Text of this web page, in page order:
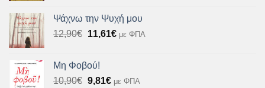
12,72€.είναι:
11,45€.
Ψάχνω την Ψυχή μου
12,90€ Original
12,90€.
11,61€Η
11,61€.
με ΦΠΑ
Μη Φοβού!
10,90€ Original
9,81€Ημε ΦΠΑ